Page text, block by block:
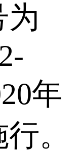
为
年
。